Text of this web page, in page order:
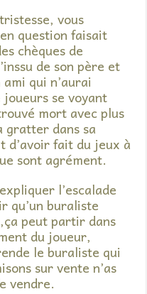
vous
question faisait
chèques de
de son père et
qui n’aurai
se voyant
mort avec plus
gratter dans sa
d’avoir fait du jeux à
sont agrément.
l’escalade
qu’un buraliste
peut partir dans
du joueur,
le buraliste qui
sur vente n’as
vendre.